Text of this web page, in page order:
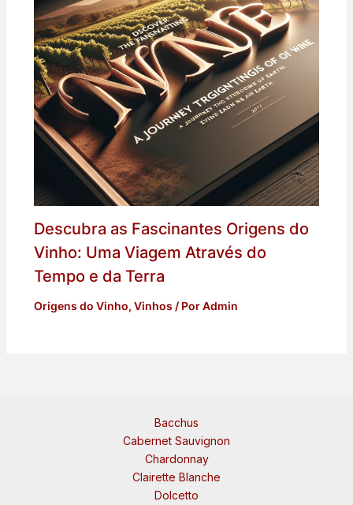
Descubra as Fascinantes Origens do
Vinho: Uma Viagem Através do
Tempo e da Terra
Origens do Vinho, Vinhos / PorAdmin
Bacchus
Cabernet Sauvignon
Chardonnay
Clairette Blanche
Dolcetto